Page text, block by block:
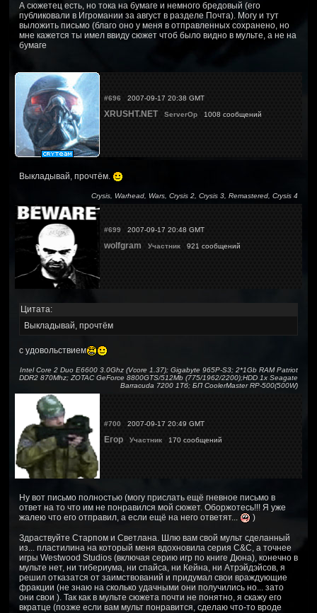
А сюжетец есть, но тока на бумаге и немного бредовый (его
публиковали в Игромании за август в разделе Почта). Могу и тут
выложить письмо (благо оно у меня в отправленных сохранено, но
мне кажется ты имел ввиду сюжет чтоб было видно в мульте, а не на
бумаге
#696 2007-09-17 20:38 GMT
XRUSHT.NET ServerOp 1008 сообщений
Выкладывай, прочтём.
Crysis, Warhead, Wars, Crysis 2, Crysis 3, Remastered, Crysis 4
#699 2007-09-17 20:48 GMT
wolfgram Участник 921 сообщений
Цитата:
Выкладывай, прочтём
с удовольствием
Intel Core 2 Duo E6600 3.0Ghz (Vcore 1.37); Gigabyte 965P-S3; 2*1Gb RAM Patriot
DDR2 870Mhz; ZOTAC GeForce 8800GTS/512Mb (775/1962/2200);HDD 1x Seagate
Barracuda 7200 1Тб; БП CoolerMaster RP-500(500W)
#700 2007-09-17 20:49 GMT
Егор Участник 170 сообщений
Ну вот письмо полностью (могу прислать ещё гневное письмо в
ответ на то что им не понравился мой сюжет. Оборжотесь!!! Я уже
жалею что его отправил, а если ещё на него ответят...
)
Здраствуйте Старпом и Светлана. Шлю вам свой мульт сделанный
из... пластилина на который меня вдохновила серия C&C, а точнее
игры Westwood Studios (включая серию игр по книге Дюна), конечно в
мульте нет, ни тибериума, ни спайса, ни Кейна, ни Атрэйдэйсов, я
решил отказатся от заимствований и придумал свои враждующие
фракции (не знаю на сколько удачными они получились но... зато
они свои ). Так как в мульте сюжета почти не понятно, я скажу его
вкратце (позже если вам мульт понравится, сделаю что-то вроде